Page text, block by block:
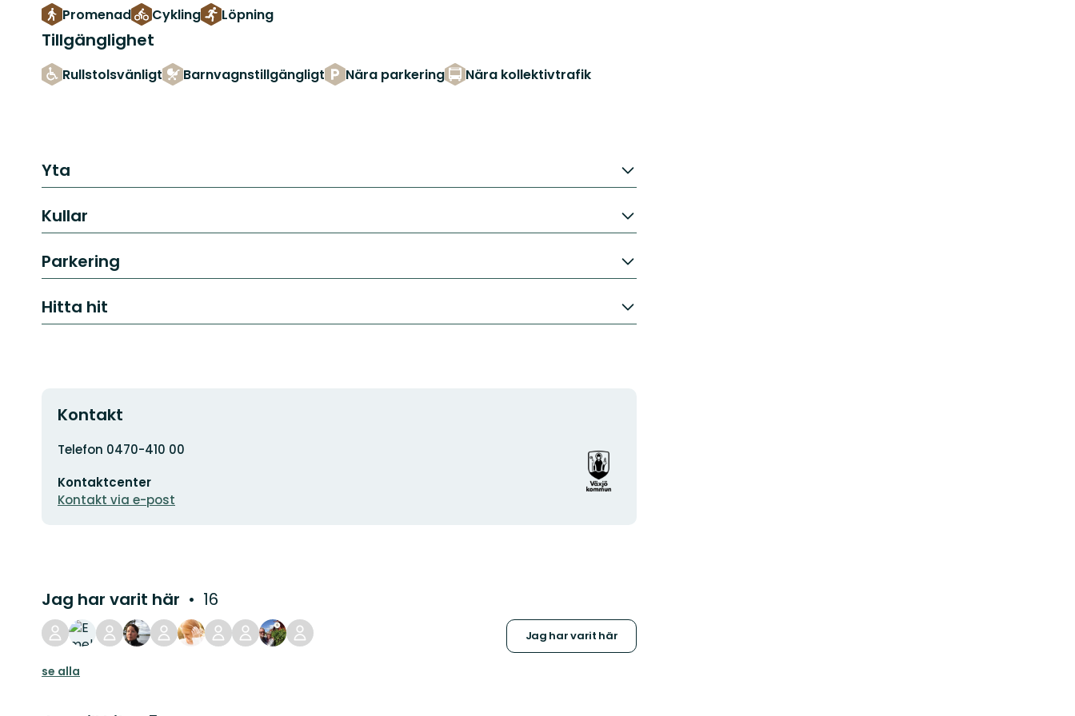
Promenad Cykling Löpning
Tillgänglighet
Rullstolsvänligt Barnvagnstillgängligt Nära parkering Nära kollektivtrafik
Yta
Kullar
Parkering
Hitta hit
Kontakt
Adress
Telefon 0470-410 00
postadress
Kontaktcenter
Kontakt via e-post
Organisationens
logotyp
Jag har varit här 16
Jag har varit här
se alla